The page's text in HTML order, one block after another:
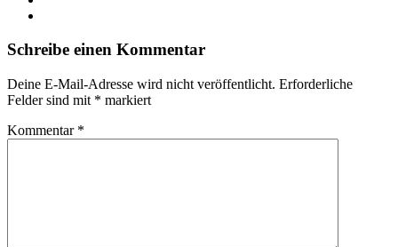
Schreibe einen Kommentar
Deine E-Mail-Adresse wird nicht veröffentlicht. Erforderliche
Felder sind mit * markiert
Kommentar *